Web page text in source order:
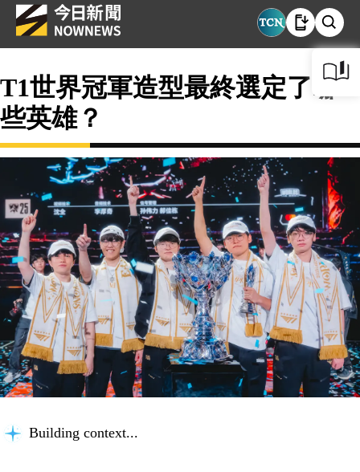
T1世界冠軍造型最終選定了哪
些英雄？
Building context...